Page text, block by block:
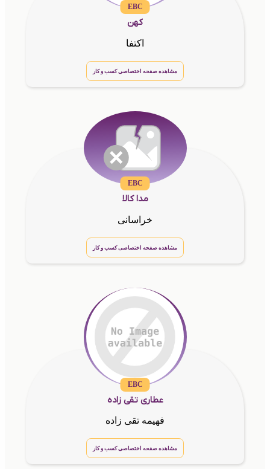
EBC
کهن
اکتفا
مشاهده صفحه اختصاصی کسب و کار
EBC
مدا کالا
خراسانی
مشاهده صفحه اختصاصی کسب و کار
EBC
عطاری تقی زاده
فهیمه تقی زاده
مشاهده صفحه اختصاصی کسب و کار